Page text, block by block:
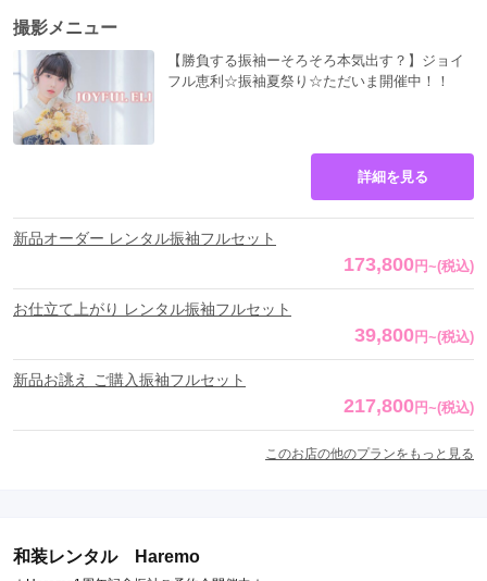
撮影メニュー
【勝負する振袖ーそろそろ本気出す？】ジョイ
フル恵利☆振袖夏祭り☆ただいま開催中！！
詳細を見る
新品オーダー レンタル振袖フルセット
173,800 円~(税込)
お仕立て上がり レンタル振袖フルセット
39,800 円~(税込)
新品お誂え ご購入振袖フルセット
217,800 円~(税込)
このお店の他のプランをもっと見る
和装レンタル Haremo